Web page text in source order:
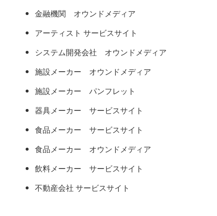
金融機関 オウンドメディア
アーティスト サービスサイト
システム開発会社 オウンドメディア
施設メーカー オウンドメディア
施設メーカー パンフレット
器具メーカー サービスサイト
食品メーカー サービスサイト
食品メーカー オウンドメディア
飲料メーカー サービスサイト
不動産会社 サービスサイト